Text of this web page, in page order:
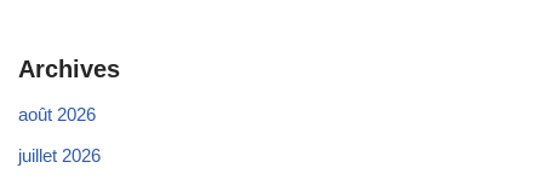
Archives
août 2026
juillet 2026